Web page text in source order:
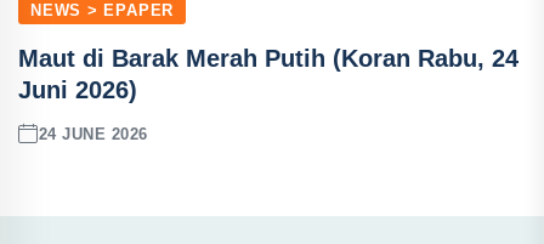
NEWS > EPAPER
Maut di Barak Merah Putih (Koran Rabu, 24
Juni 2026)
24 JUNE 2026